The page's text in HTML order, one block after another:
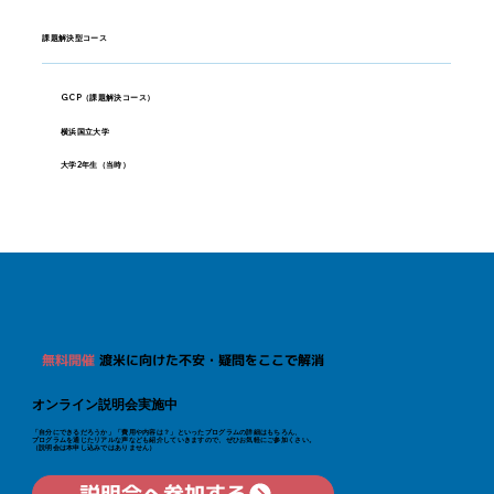
課題解決型コース
GCP（課題解決コース）
横浜国立大学
大学2年生（当時）
無料開催渡米に向けた不安・疑問をここで解消
オンライン説明会実施中
「自分にできるだろうか」「費用や内容は？」といった​プログラムの詳細はもちろん、
プログラムを通じたリアルな声なども紹介していきますので、ぜひお気軽にご参加くさい。
（説明会は本申し込みではありません）